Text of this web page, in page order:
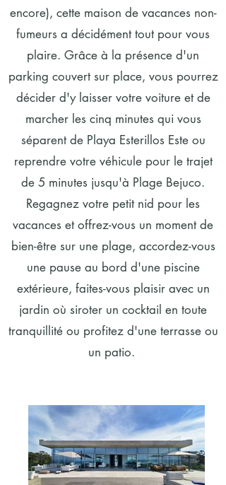
encore), cette maison de vacances non-
fumeurs a décidément tout pour vous
plaire. Grâce à la présence d'un
parking couvert sur place, vous pourrez
décider d'y laisser votre voiture et de
marcher les cinq minutes qui vous
séparent de Playa Esterillos Este ou
reprendre votre véhicule pour le trajet
de 5 minutes jusqu'à Plage Bejuco.
Regagnez votre petit nid pour les
vacances et offrez-vous un moment de
bien-être sur une plage, accordez-vous
une pause au bord d'une piscine
extérieure, faites-vous plaisir avec un
jardin où siroter un cocktail en toute
tranquillité ou profitez d'une terrasse ou
un patio.